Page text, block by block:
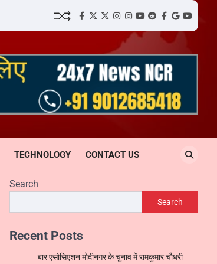
facebook
Twitter
twitterInstagram
instagram
YouTube
redditFacebook
googleyoutube
TECHNOLOGY CONTACT US
Search
Search
Recent Posts
बार एसोसिएशन मोदीनगर के चुनाव में रामकुमार चौधरी